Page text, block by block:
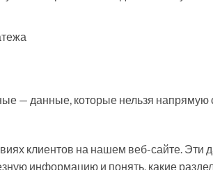
— данные, которые нельзя напрямую
клиентов на нашем веб-сайте. Эти
информацию и понять, какие